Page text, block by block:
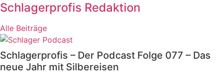
Schlagerprofis Redaktion
Alle Beiträge
Schlagerprofis – Der Podcast Folge 077 – Das
neue Jahr mit Silbereisen